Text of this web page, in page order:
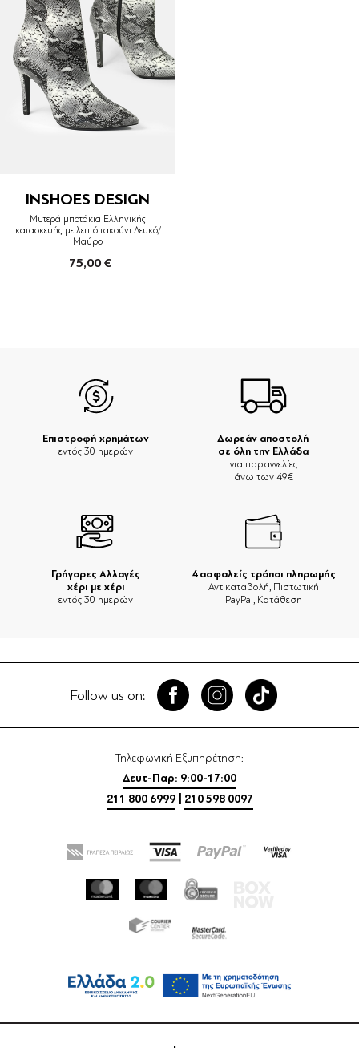
INSHOES DESIGN
Μυτερά μποτάκια Ελληνικής
κατασκευής με λεπτό τακούνι Λευκό/
Μαύρο
75,00 €
Δωρεάν αποστολή
σε όλη την Ελλάδα
για παραγγελίες
άνω των 49€
Επιστροφή χρημάτων
εντός 30 ημερών
Γρήγορες Αλλαγές
χέρι με χέρι
εντός 30 ημερών
4 ασφαλείς τρόποι πληρωμής
Αντικαταβολή, Πιστωτική
PayPal, Κατάθεση
Follow us on:
Τηλεφωνική Εξυπηρέτηση:
Δευτ-Παρ: 9:00-17:00
211 800 6999
210 598 0097